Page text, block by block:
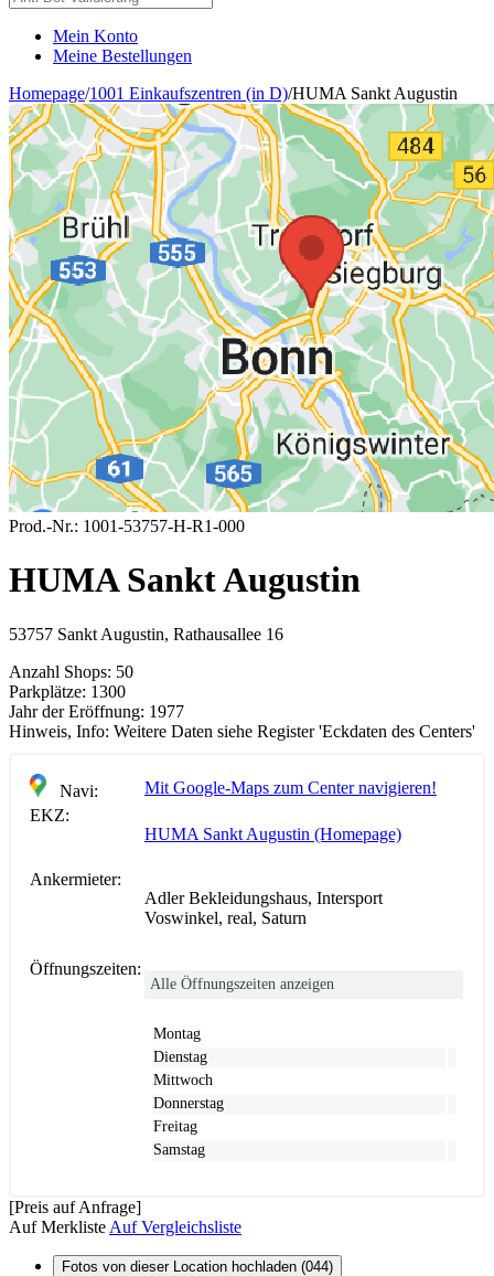
Mein Konto
Meine Bestellungen
Homepage/1001 Einkaufszentren (in D)/HUMA Sankt Augustin
Prod.-Nr.: 1001-53757-H-R1-000
HUMA Sankt Augustin
53757 Sankt Augustin, Rathausallee 16
Anzahl Shops: 50
Parkplätze: 1300
Jahr der Eröffnung: 1977
Hinweis, Info: Weitere Daten siehe Register 'Eckdaten des Centers'
Navi:
Mit Google-Maps zum Center navigieren!
EKZ:
HUMA Sankt Augustin (Homepage)
Ankermieter:
Adler Bekleidungshaus, Intersport
Voswinkel, real, Saturn
Öffnungszeiten:
Alle Öffnungszeiten anzeigen
Montag
Dienstag
Mittwoch
Donnerstag
Freitag
Samstag
[Preis auf Anfrage]
Auf Merkliste Auf Vergleichsliste
Fotos von dieser Location hochladen (044)